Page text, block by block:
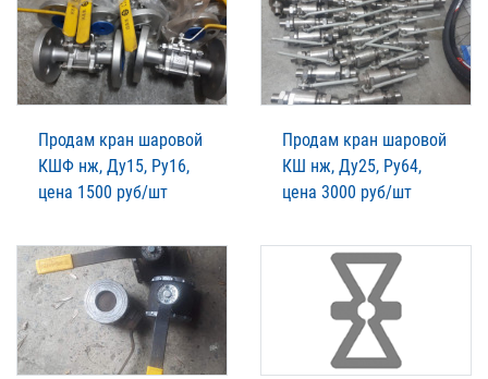
Продам кран шаровой
КШФ нж, Ду15, Ру16,
цена 1500 руб/шт
Продам кран шаровой
КШ нж, Ду25, Ру64,
цена 3000 руб/шт